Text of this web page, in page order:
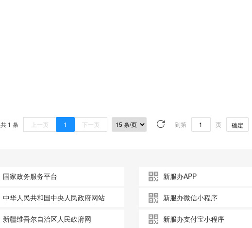
共 1 条 上一页 1 下一页 到第 页 确定
国家政务服务平台
中华人民共和国中央人民政府网站
新疆维吾尔自治区人民政府网
新服办APP
新服办微信小程序
新服办支付宝小程序